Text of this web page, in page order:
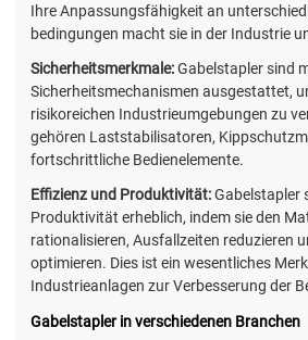
Ihre Anpassungsfähigkeit an
bedingungen macht sie in der Industrie
Sicherheitsmerkmale:Gabelstapler sind
Sicherheitsmechanismen ausgestattet,
risikoreichen Industrieumgebungen zu
gehören Laststabilisatoren,
fortschrittliche Bedienelemente.
Effizienz und Produktivität:Gabelstapler
Produktivität erheblich, indem sie den
rationalisieren, Ausfallzeiten reduzieren
optimieren. Dies ist ein wesentliches
Industrieanlagen zur Verbesserung der
Gabelstapler in verschiedenen Branchen